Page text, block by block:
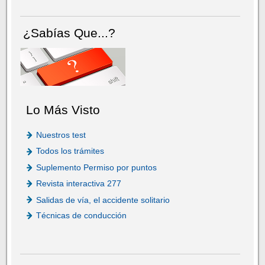
¿Sabías Que...?
Lo Más Visto
Nuestros test
Todos los trámites
Suplemento Permiso por puntos
Revista interactiva 277
Salidas de vía, el accidente solitario
Técnicas de conducción